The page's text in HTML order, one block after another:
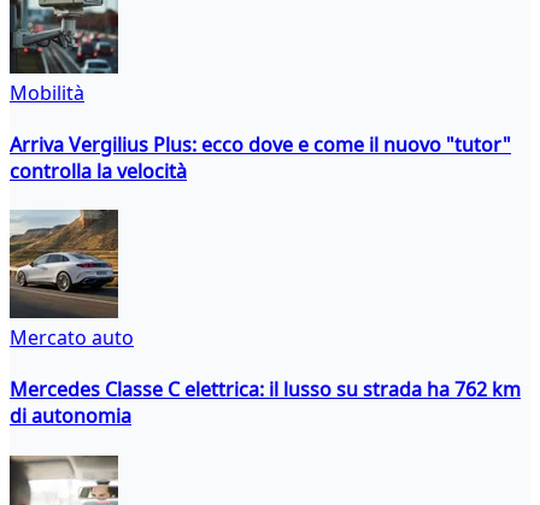
Mobilità
Arriva Vergilius Plus: ecco dove e come il nuovo "tutor"
controlla la velocità
Mercato auto
Mercedes Classe C elettrica: il lusso su strada ha 762 km
di autonomia